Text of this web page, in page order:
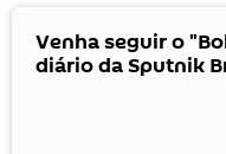
Venha seguir o
diário da Sputnik